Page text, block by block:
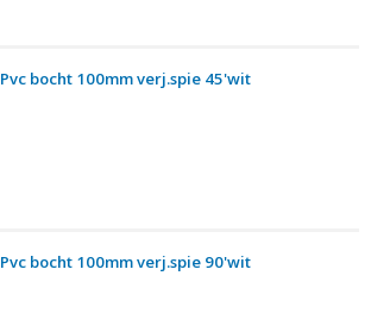
Pvc bocht 100mm verj.spie 45'wit
Pvc bocht 100mm verj.spie 90'wit